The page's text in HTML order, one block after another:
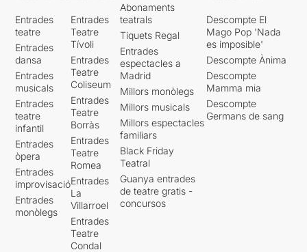
Entrades
teatre
Entrades
dansa
Entrades
musicals
Entrades
teatre
infantil
Entrades
òpera
Entrades
improvisació
Entrades
monòlegs
Entrades
Teatre
Tívoli
Entrades
Teatre
Coliseum
Entrades
Teatre
Borràs
Entrades
Teatre
Romea
Entrades
La
Villarroel
Entrades
Teatre
Condal
Abonaments
teatrals
Tiquets Regal
Entrades
espectacles a
Madrid
Millors monòlegs
Millors musicals
Millors espectacles
familiars
Black Friday
Teatral
Guanya entrades
de teatre gratis -
concursos
Descompte El
Mago Pop 'Nada
es imposible'
Descompte Ànima
Descompte
Mamma mia
Descompte
Germans de sang